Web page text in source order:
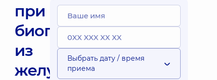
при
биопсии
из
желудочно-
Выбрать дату / время
приема